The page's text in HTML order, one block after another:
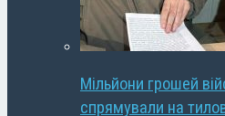
Мільйони грошей
спрямували на